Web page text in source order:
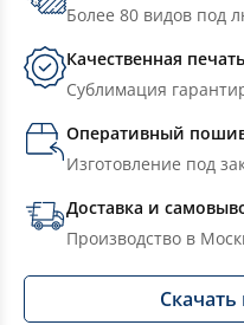
Более 80 видов под
Качественная печать
Сублимация
Оперативный
Изготовление под
Доставка и
Производство в